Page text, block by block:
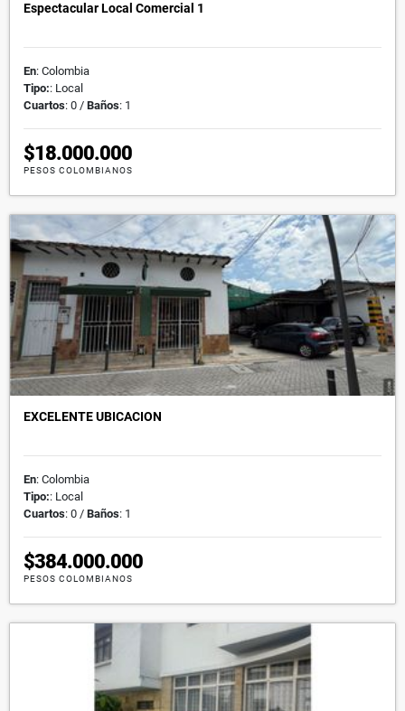
Espectacular Local Comercial 1
En: Colombia
Tipo:: Local
Cuartos: 0 / Baños: 1
$18.000.000
PESOS COLOMBIANOS
EXCELENTE UBICACION
En: Colombia
Tipo:: Local
Cuartos: 0 / Baños: 1
$384.000.000
PESOS COLOMBIANOS